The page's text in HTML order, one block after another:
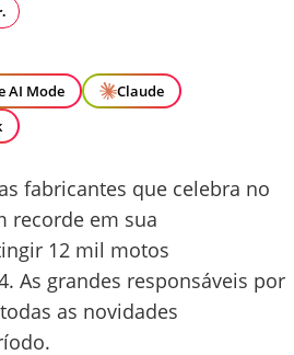
AI Mode
Claude
fabricantes que celebra no
recorde em sua
12 mil motos
As grandes responsáveis por
as novidades